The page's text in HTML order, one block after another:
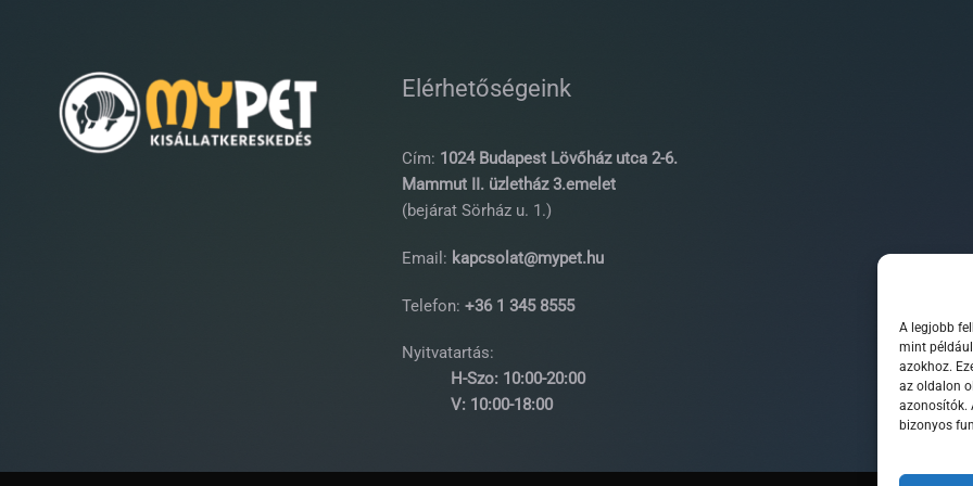
A legjobb
mint
azokhoz.
az oldalon
azonosítók.
bizonyos
Elérhetőségeink
Cím: 1024 Budapest Lövőház utca 2-6.
Mammut II. üzletház 3.emelet
(bejárat Sörház u. 1.)
Email: kapcsolat@mypet.hu
Telefon: +36 1 345 8555
Nyitvatartás:
H-Szo: 10:00-20:00
V: 10:00-18:00